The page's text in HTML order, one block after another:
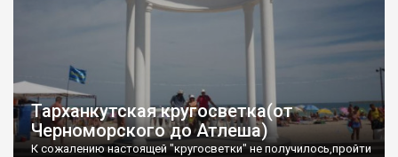
Тарханкутская кругосветка(от
Черноморского до Атлеша)
К сожалению настоящей "кругосветки" не получилось,пройти